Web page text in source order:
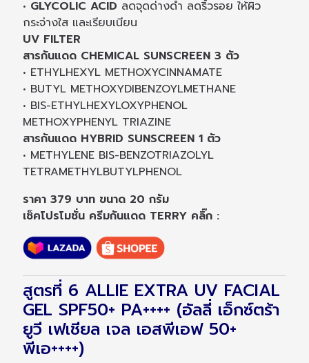
• GLYCOLIC ACID ลดจุดด่างดำ ลดริ้วรอย ให้ผิว
กระจ่างใส และเรียบเนียน
UV FILTER
สารกันแดด CHEMICAL SUNSCREEN 3 ตัว
• ETHYLHEXYL METHOXYCINNAMATE
• BUTYL METHOXYDIBENZOYLMETHANE
• BIS-ETHYLHEXYLOXYPHENOL
METHOXYPHENYL TRIAZINE
สารกันแดด HYBRID SUNSCREEN 1 ตัว
• METHYLENE BIS-BENZOTRIAZOLYL
TETRAMETHYLBUTYLPHENOL
ราคา 379 บาท ขนาด 20 กรัม
เช็คโปรโมชั่น ครีมกันแดด TERRY คลิ๊ก :
สูตรที่ 6 ALLIE EXTRA UV FACIAL
GEL SPF50+ PA++++ (อัลลี่ เอ็กซ์ตร้า
ยูวี เฟเชียล เจล เอสพีเอฟ 50+
พีเอ++++)